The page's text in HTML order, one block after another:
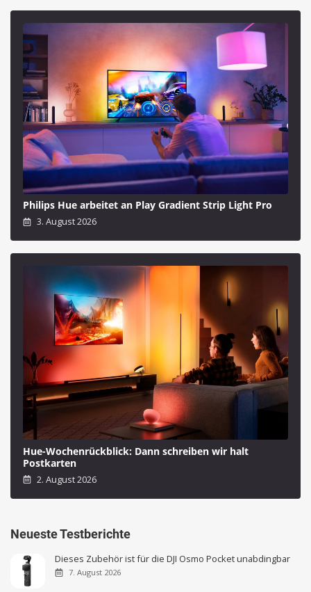
Philips Hue arbeitet an Play Gradient Strip Light Pro
3. August 2026
Hue-Wochenrückblick: Dann schreiben wir halt
Postkarten
2. August 2026
Neueste Testberichte
Dieses Zubehör ist für die DJI Osmo Pocket unabdingbar
7. August 2026